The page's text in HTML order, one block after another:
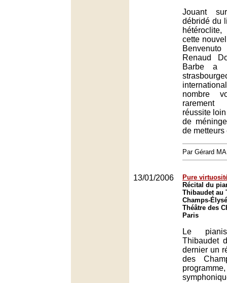
Jouant
débridé du
cette
Renaud
Barbe a
nombre
réussite
de
de metteurs
Par Gérard
13/01/2006
Pure
Récital du
Thibaudet au
Champs-
Théâtre des
Paris
Le
Thibaudet
dernier un
des